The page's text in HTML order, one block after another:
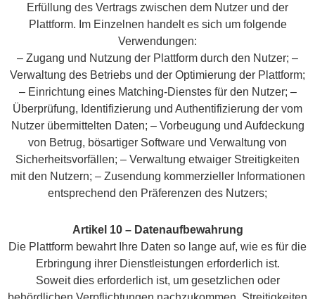
Erfüllung des Vertrags zwischen dem Nutzer und der
Plattform. Im Einzelnen handelt es sich um folgende
Verwendungen:
– Zugang und Nutzung der Plattform durch den Nutzer; –
Verwaltung des Betriebs und der Optimierung der Plattform;
– Einrichtung eines Matching-Dienstes für den Nutzer; –
Überprüfung, Identifizierung und Authentifizierung der vom
Nutzer übermittelten Daten; – Vorbeugung und Aufdeckung
von Betrug, bösartiger Software und Verwaltung von
Sicherheitsvorfällen; – Verwaltung etwaiger Streitigkeiten
mit den Nutzern; – Zusendung kommerzieller Informationen
entsprechend den Präferenzen des Nutzers;
Artikel 10 – Datenaufbewahrung
Die Plattform bewahrt Ihre Daten so lange auf, wie es für die
Erbringung ihrer Dienstleistungen erforderlich ist.
Soweit dies erforderlich ist, um gesetzlichen oder